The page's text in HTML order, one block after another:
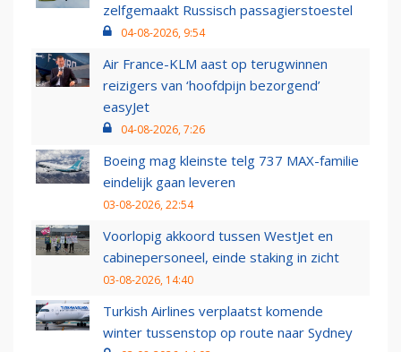
zelfgemaakt Russisch passagierstoestel
04-08-2026, 9:54
Air France-KLM aast op terugwinnen
reizigers van ‘hoofdpijn bezorgend’
easyJet
04-08-2026, 7:26
Boeing mag kleinste telg 737 MAX-familie
eindelijk gaan leveren
03-08-2026, 22:54
Voorlopig akkoord tussen WestJet en
cabinepersoneel, einde staking in zicht
03-08-2026, 14:40
Turkish Airlines verplaatst komende
winter tussenstop op route naar Sydney